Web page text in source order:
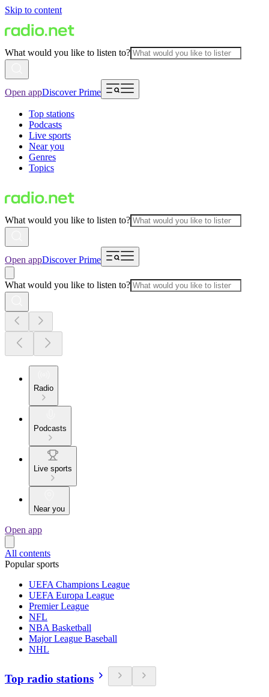
Skip to content
What would you like to listen to?
Open appDiscover Prime
Top stations
Podcasts
Live sports
Near you
Genres
Topics
What would you like to listen to?
Open appDiscover Prime
What would you like to listen to?
Radio
Podcasts
Live sports
Near you
Open app
All contents
Popular sports
UEFA Champions League
UEFA Europa League
Premier League
NFL
NBA Basketball
Major League Baseball
NHL
Top radio stations